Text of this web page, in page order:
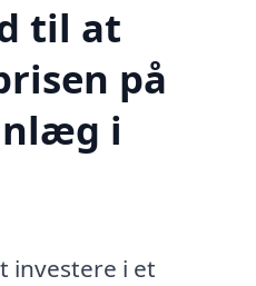
til at
på
i
investere i et